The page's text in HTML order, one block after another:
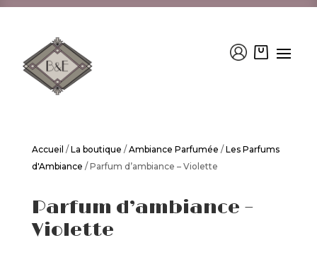
Accueil / La boutique / Ambiance Parfumée / Les Parfums
d'Ambiance / Parfum d’ambiance – Violette
Parfum d’ambiance –
Violette